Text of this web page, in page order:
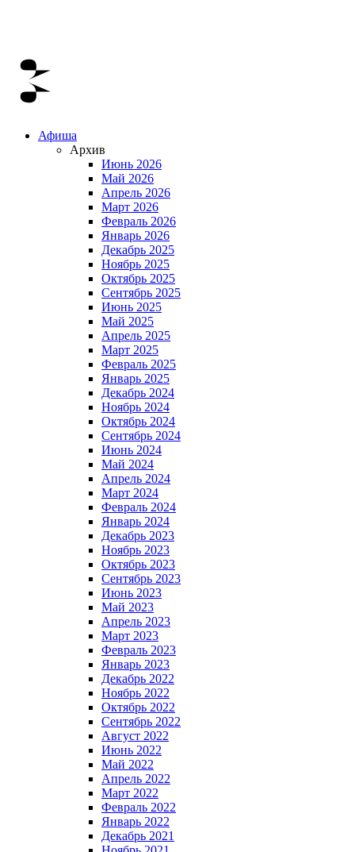
Афиша
Архив
Июнь 2026
Май 2026
Апрель 2026
Март 2026
Февраль 2026
Январь 2026
Декабрь 2025
Ноябрь 2025
Октябрь 2025
Сентябрь 2025
Июнь 2025
Май 2025
Апрель 2025
Март 2025
Февраль 2025
Январь 2025
Декабрь 2024
Ноябрь 2024
Октябрь 2024
Сентябрь 2024
Июнь 2024
Май 2024
Апрель 2024
Март 2024
Февраль 2024
Январь 2024
Декабрь 2023
Ноябрь 2023
Октябрь 2023
Сентябрь 2023
Июнь 2023
Май 2023
Апрель 2023
Март 2023
Февраль 2023
Январь 2023
Декабрь 2022
Ноябрь 2022
Октябрь 2022
Сентябрь 2022
Август 2022
Июнь 2022
Май 2022
Апрель 2022
Март 2022
Февраль 2022
Январь 2022
Декабрь 2021